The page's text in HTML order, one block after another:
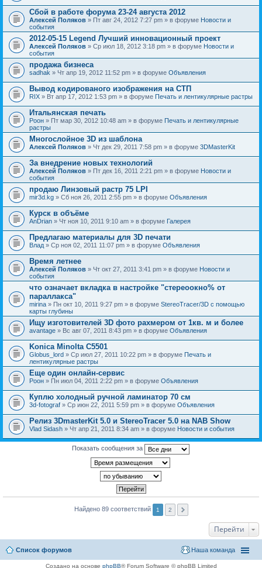
Сбой в работе форума 23-24 августа 2012
Алексей Поляков » Пт авг 24, 2012 7:27 pm » в форуме Новости и
события
2012-05-15 Legend Лучший инновационный проект
Алексей Поляков » Ср июл 18, 2012 3:18 pm » в форуме Новости и
события
продажа бизнеса
sadhak » Чт апр 19, 2012 11:52 pm » в форуме Объявления
Вывод кодированого изображения на СТП
RIX » Вт апр 17, 2012 1:53 pm » в форуме Печать и лентикулярные растры
Итальянская печать
Pоон » Пт мар 30, 2012 10:48 am » в форуме Печать и лентикулярные
растры
Многослойное 3D из шаблона
Алексей Поляков » Чт дек 29, 2011 7:58 pm » в форуме 3DMasterKit
За внедрение новых технологий
Алексей Поляков » Пт дек 16, 2011 2:21 pm » в форуме Новости и
события
продаю Линзовый растр 75 LPI
mir3d.kg » Сб ноя 26, 2011 2:55 pm » в форуме Объявления
Курск в объёме
AnDrian » Чт ноя 10, 2011 9:10 am » в форуме Галерея
Предлагаю материалы для 3D печати
Влад » Ср ноя 02, 2011 11:07 pm » в форуме Объявления
Время летнее
Алексей Поляков » Чт окт 27, 2011 3:41 pm » в форуме Новости и
события
что означает вкладка в настройке "стереоокно% от
параллакса"
mirina » Пн окт 10, 2011 9:27 pm » в форуме StereoTracer/3D с помощью
карты глубины
Ищу изготовителей 3D фото рахмером от 1кв. м и более
avantage » Вс авг 07, 2011 8:43 pm » в форуме Объявления
Konica Minolta C5501
Globus_lord » Ср июл 27, 2011 10:22 pm » в форуме Печать и
лентикулярные растры
Еще один онлайн-сервис
Pоон » Пн июл 04, 2011 2:22 pm » в форуме Объявления
Куплю холодный ручной ламинатор 70 см
3d-fotograf » Ср июн 22, 2011 5:59 pm » в форуме Объявления
Релиз 3DmasterKit 5.0 и StereoTracer 5.0 на NAB Show
Vlad Sidash » Чт апр 21, 2011 8:34 am » в форуме Новости и события
Показать сообщения за
Найдено 89 соответствий 1 2
Перейти
Список форумов Наша команда
Создано на основе phpBB® Forum Software © phpBB Limited